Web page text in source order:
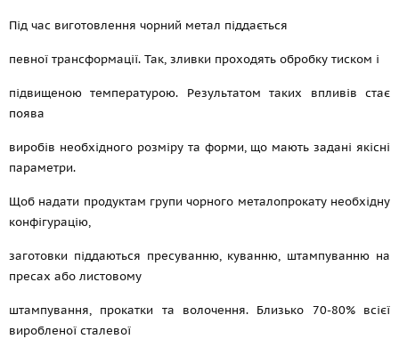
Під час виготовлення чорний метал піддається
певної трансформації. Так, зливки проходять обробку тиском і
підвищеною температурою. Результатом таких впливів стає
поява
виробів необхідного розміру та форми, що мають задані якісні
параметри.
Щоб надати продуктам групи чорного металопрокату необхідну
конфігурацію,
заготовки піддаються пресуванню, куванню, штампуванню на
пресах або листовому
штампування, прокатки та волочення. Близько 70-80% всієї
виробленої сталевої